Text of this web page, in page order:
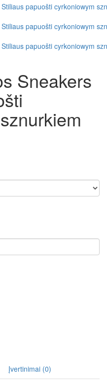
Sneakers
Įvertinimai (0)